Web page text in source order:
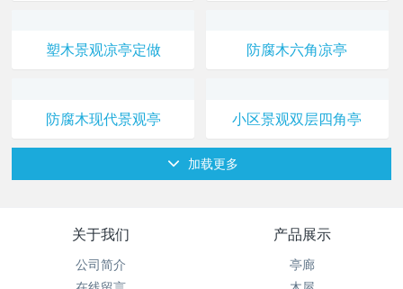
塑木景观凉亭定做 防腐木六角凉亭
防腐木现代景观亭 小区景观双层四角亭
加载更多
关于我们
公司简介
产品展示
亭廊